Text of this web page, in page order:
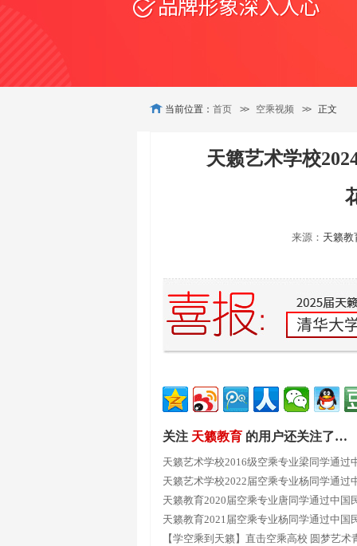
当前位置： 首页 >> 空乘视频 >> 正文
天籁艺术学校
来源： 天籁教
关注 天籁教育 的用户还关注了…
天籁艺术学校2016级空乘专业梁同学通过
学
天籁艺术学校2022届空乘专业杨同学通过
学
天籁教育2020届空乘专业唐同学通过中国
天籁教育2021届空乘专业杨同学通过中国
行学院
【学空乘到天籁】直击空乘高校 圆梦艺术